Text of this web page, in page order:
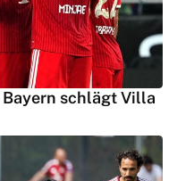
schlägt Villa